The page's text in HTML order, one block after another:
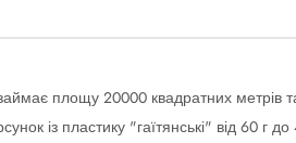
займає площу 20000 квадратних
із пластику "гаїтянські" від 60 г